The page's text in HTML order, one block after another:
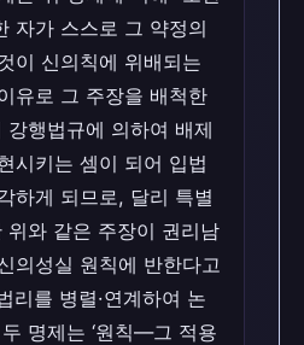
자가 스스로 그 약정의
이 신의칙에 위배되는
유로 그 주장을 배척한
행법규에 의하여 배제
시키는 셈이 되어 입법
하게 되므로, 달리 특별
위와 같은 주장이 권리남
의성실 원칙에 반한다고
리를 병렬·연계하여 논
명제는 ‘원칙—그 적용